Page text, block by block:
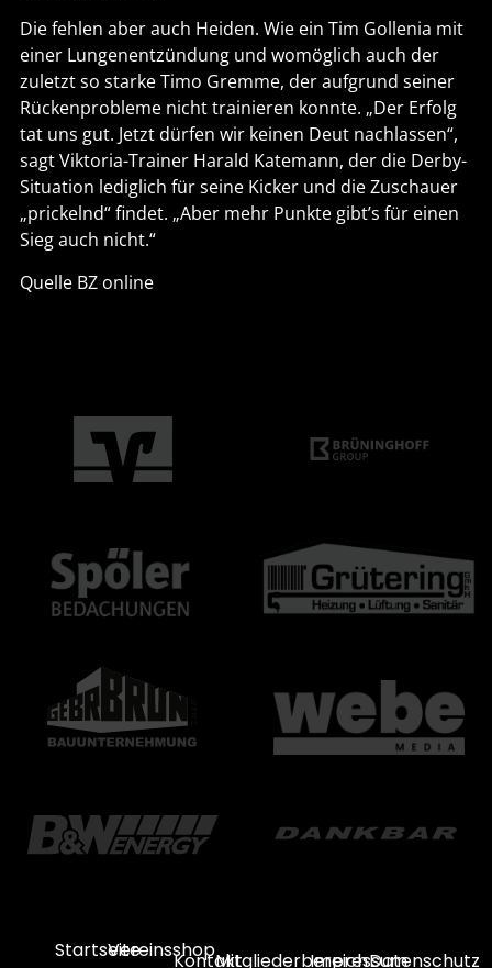
Die fehlen aber auch Heiden. Wie ein Tim Gollenia mit
einer Lungenentzündung und womöglich auch der
zuletzt so starke Timo Gremme, der aufgrund seiner
Rückenprobleme nicht trainieren konnte. „Der Erfolg
tat uns gut. Jetzt dürfen wir keinen Deut nachlassen“,
sagt Viktoria-Trainer Harald Katemann, der die Derby-
Situation lediglich für seine Kicker und die Zuschauer
„prickelnd“ findet. „Aber mehr Punkte gibt’s für einen
Sieg auch nicht.“
Quelle BZ online
StartseiteVereinsshop
KontaktMitgliederbereich
ImpressumDatenschutz